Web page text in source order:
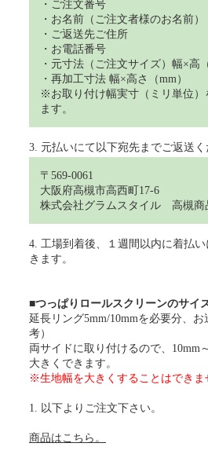
・ご注文番号
・お名前（ご注文者様のお名前）
・ご返送先ご住所
・お電話番号
・元寸法（ご注文サイズ）幅×高
・再加工寸法 幅×高さ（mm）
※お取り付け幅実寸（ミリ単位）
ます。
3. 元払いにて以下宛先までご返送く
〒569-0061
大阪府高槻市高西町17-6
株式会社グラムスタイル 高槻商
4. 工場到着後、１週間以内に着払
きます。
■つっぱりロールスクリーンのサイ
延長リング5mm/10mmを必要分、
考）
両サイドに取り付けるので、10mm
大きくできます。
※生地幅を大きくすることはできま
1. 以下よりご注文下さい。
商品はこちら。